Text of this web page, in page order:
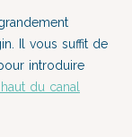
Il vous suffit de
introduire
du canal